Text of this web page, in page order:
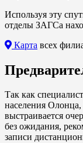
Используя эту
отделы ЗАГСа
Карта всех
Так как
населения Олонца,
выстраивается
без ожидания,
записи